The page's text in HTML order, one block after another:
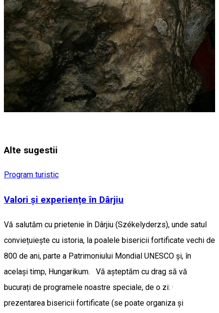
Alte sugestii
Program turistic
Valori și experiențe în Dârjiu
Vă salutăm cu prietenie în Dârjiu (Székelyderzs), unde satul
conviețuiește cu istoria, la poalele bisericii fortificate vechi de
800 de ani, parte a Patrimoniului Mondial UNESCO și, în
același timp, Hungarikum. Vă așteptăm cu drag să vă
bucurați de programele noastre speciale, de o zi: ·
prezentarea bisericii fortificate (se poate organiza și